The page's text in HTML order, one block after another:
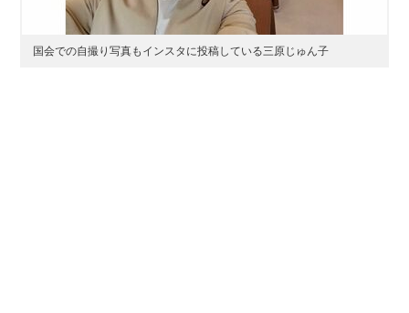
国会での自撮り写真もインスタに投稿している三原じゅん子